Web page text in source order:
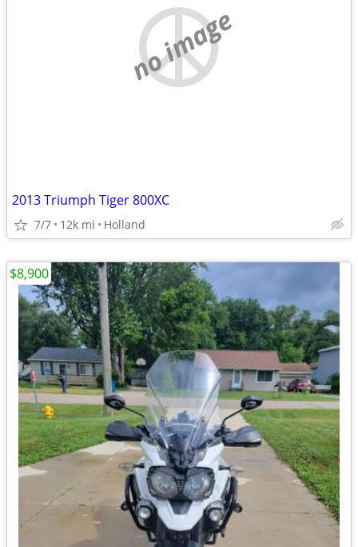
no image
2013 Triumph Tiger 800XC
7/7 12k mi Holland
$8,900